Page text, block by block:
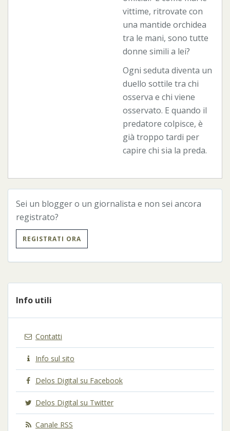
vittime, ritrovate con
una mantide orchidea
tra le mani, sono tutte
donne simili a lei?
Ogni seduta diventa un
duello sottile tra chi
osserva e chi viene
osservato. E quando il
predatore colpisce, è
già troppo tardi per
capire chi sia la preda.
Sei un blogger o un giornalista e non sei ancora
registrato?
REGISTRATI ORA
Info utili
Contatti
Info sul sito
Delos Digital su Facebook
Delos Digital su Twitter
Canale RSS